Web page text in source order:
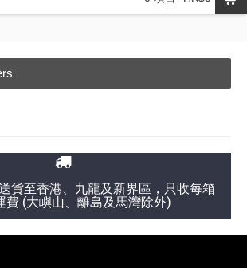
貨至香港、九龍及新界區，只收每箱
費 (大嶼山、離島及馬灣除外)